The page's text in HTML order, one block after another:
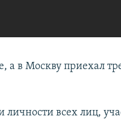
а в Москву приехал
личности всех лиц,